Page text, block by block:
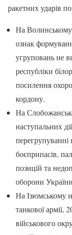
ракетних ударів
На
ознак
угруповань не
республіки
посилення
кордону.
На
наступальних
перегрупуванні
боєприпасів,
позицій та
оборони
На Ізюмському
танкової армії,
військового